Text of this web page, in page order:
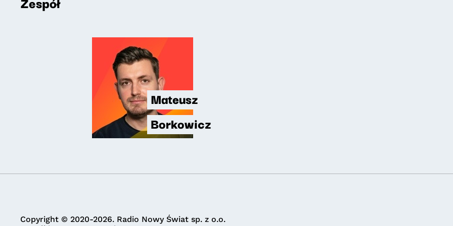
Mateusz
Borkowicz
Copyright © 2020-2026. Radio Nowy Świat sp. z o.o.